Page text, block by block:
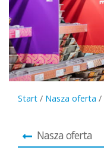
Start / Nasza oferta /
Nasza oferta